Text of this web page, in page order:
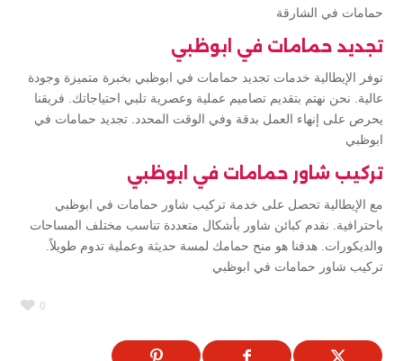
حمامات في الشارقة
تجديد حمامات في ابوظبي
توفر الإيطالية خدمات تجديد حمامات في ابوظبي بخبرة متميزة وجودة
عالية. نحن نهتم بتقديم تصاميم عملية وعصرية تلبي احتياجاتك. فريقنا
يحرص على إنهاء العمل بدقة وفي الوقت المحدد. تجديد حمامات في
ابوظبي
تركيب شاور حمامات في ابوظبي
مع الإيطالية تحصل على خدمة تركيب شاور حمامات في ابوظبي
باحترافية. نقدم كبائن شاور بأشكال متعددة تناسب مختلف المساحات
والديكورات. هدفنا هو منح حمامك لمسة حديثة وعملية تدوم طويلاً.
تركيب شاور حمامات في ابوظبي
0